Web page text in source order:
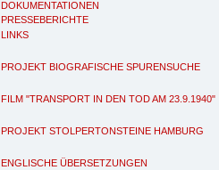
DOKUMENTATIONEN
PRESSEBERICHTE
LINKS
PROJEKT BIOGRAFISCHE SPURENSUCHE
FILM "TRANSPORT IN DEN TOD AM 23.9.1940"
PROJEKT STOLPERTONSTEINE HAMBURG
ENGLISCHE ÜBERSETZUNGEN